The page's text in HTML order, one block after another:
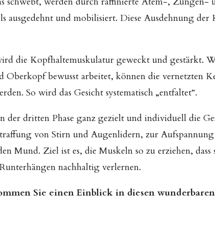
ausgedehnt und mobilisiert. Diese Ausdehnung
die Kopfhaltemuskulatur geweckt und gestärkt.
Oberkopf bewusst arbeitet, können die vernetzten
So wird das Gesicht systematisch „entfaltet“.
der dritten Phase ganz gezielt und individuell die
von Stirn und Augenlidern, zur
Mund. Ziel ist es, die Muskeln so zu erziehen, dass
nachhaltig verlernen.
Sie einen Einblick in diesen